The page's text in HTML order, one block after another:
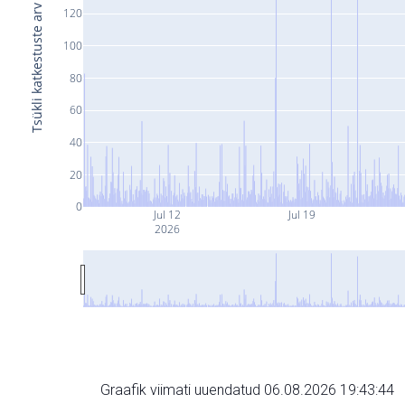
Jul 12
2026
Jul 19
0
20
40
60
80
100
120
Tsükli katkestuste arv
Graafik viimati uuendatud 06.08.2026 19:43:44